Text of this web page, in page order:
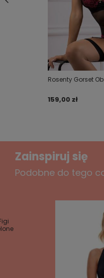
Twój email
Rosenty Gorset
159,00 zł
Zainspiruj się
Podobne do tego